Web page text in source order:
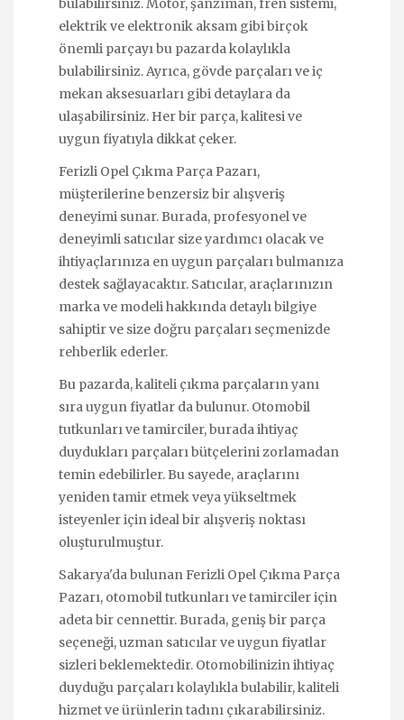
bulabilirsiniz. Motor, şanzıman, fren sistemi,
elektrik ve elektronik aksam gibi birçok
önemli parçayı bu pazarda kolaylıkla
bulabilirsiniz. Ayrıca, gövde parçaları ve iç
mekan aksesuarları gibi detaylara da
ulaşabilirsiniz. Her bir parça, kalitesi ve
uygun fiyatıyla dikkat çeker.
Ferizli Opel Çıkma Parça Pazarı,
müşterilerine benzersiz bir alışveriş
deneyimi sunar. Burada, profesyonel ve
deneyimli satıcılar size yardımcı olacak ve
ihtiyaçlarınıza en uygun parçaları bulmanıza
destek sağlayacaktır. Satıcılar, araçlarınızın
marka ve modeli hakkında detaylı bilgiye
sahiptir ve size doğru parçaları seçmenizde
rehberlik ederler.
Bu pazarda, kaliteli çıkma parçaların yanı
sıra uygun fiyatlar da bulunur. Otomobil
tutkunları ve tamirciler, burada ihtiyaç
duydukları parçaları bütçelerini zorlamadan
temin edebilirler. Bu sayede, araçlarını
yeniden tamir etmek veya yükseltmek
isteyenler için ideal bir alışveriş noktası
oluşturulmuştur.
Sakarya'da bulunan Ferizli Opel Çıkma Parça
Pazarı, otomobil tutkunları ve tamirciler için
adeta bir cennettir. Burada, geniş bir parça
seçeneği, uzman satıcılar ve uygun fiyatlar
sizleri beklemektedir. Otomobilinizin ihtiyaç
duyduğu parçaları kolaylıkla bulabilir, kaliteli
hizmet ve ürünlerin tadını çıkarabilirsiniz.